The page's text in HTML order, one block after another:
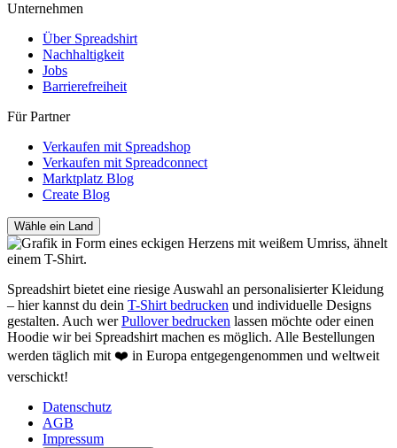
Unternehmen
Über Spreadshirt
Nachhaltigkeit
Jobs
Barrierefreiheit
Für Partner
Verkaufen mit Spreadshop
Verkaufen mit Spreadconnect
Marktplatz Blog
Create Blog
Wähle ein Land
Spreadshirt bietet eine riesige Auswahl an personalisierter Kleidung
– hier kannst du dein T-Shirt bedrucken und individuelle Designs
gestalten. Auch werPullover bedrucken lassen möchte oder einen
Hoodie wir bei Spreadshirt machen es möglich. Alle Bestellungen
werden täglich mit ❤️ in Europa entgegengenommen und weltweit
verschickt!
Datenschutz
AGB
Impressum